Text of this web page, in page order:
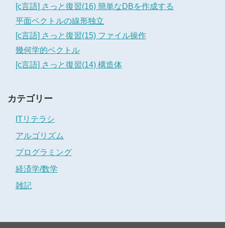
[c言語] さっと復習(16) 簡単なDBを作成する
平面ベクトルの線形独立
[c言語] さっと復習(15) ファイル操作
幾何学的ベクトル
[c言語] さっと復習(14) 構造体
カテゴリー
ITリテラシ
アルゴリズム
プログラミング
経済学/数学
雑記